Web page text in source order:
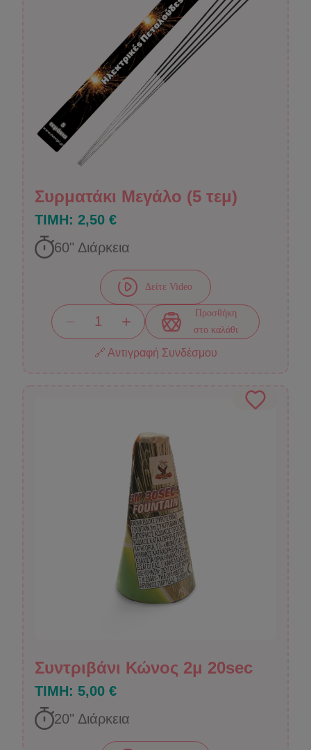
Συρματάκι Μεγάλο (5 τεμ)
ΤΙΜΗ: 2,50 €
60" Διάρκεια
Δείτε Video
Προσθήκη
στο καλάθι
🔗 Αντιγραφή Συνδέσμου
Συντριβάνι Κώνος 2μ 20sec
ΤΙΜΗ: 5,00 €
20" Διάρκεια